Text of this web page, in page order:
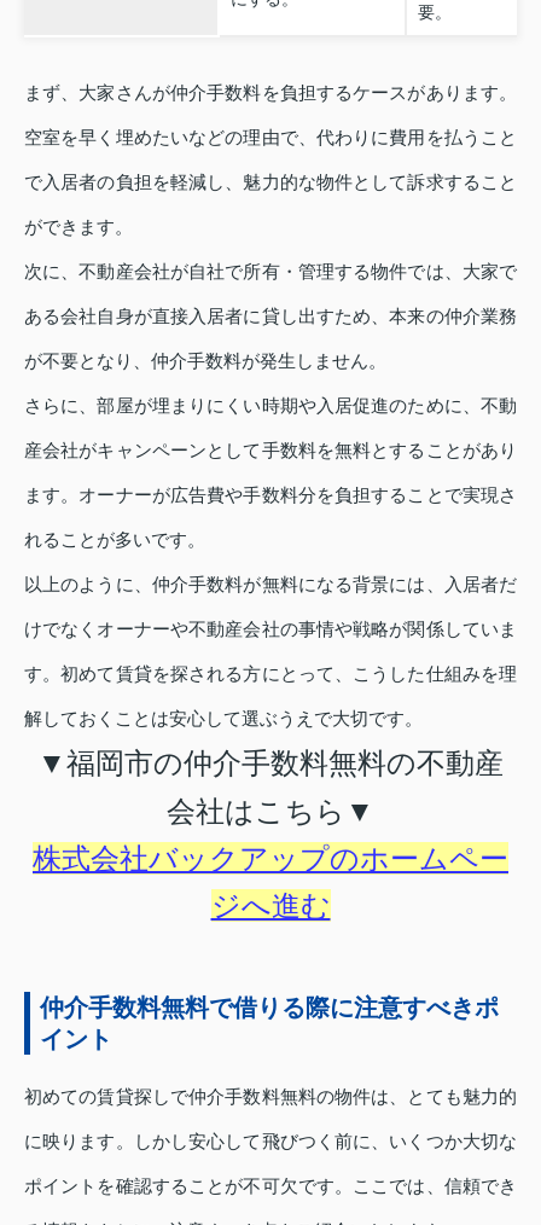
要。
まず、大家さんが仲介手数料を負担するケースがあります。
空室を早く埋めたいなどの理由で、代わりに費用を払うこと
で入居者の負担を軽減し、魅力的な物件として訴求すること
ができます。
次に、不動産会社が自社で所有・管理する物件では、大家で
ある会社自身が直接入居者に貸し出すため、本来の仲介業務
が不要となり、仲介手数料が発生しません。
さらに、部屋が埋まりにくい時期や入居促進のために、不動
産会社がキャンペーンとして手数料を無料とすることがあり
ます。オーナーが広告費や手数料分を負担することで実現さ
れることが多いです。
以上のように、仲介手数料が無料になる背景には、入居者だ
けでなくオーナーや不動産会社の事情や戦略が関係していま
す。初めて賃貸を探される方にとって、こうした仕組みを理
解しておくことは安心して選ぶうえで大切です。
▼福岡市の仲介手数料無料の不動産
会社はこちら▼
株式会社バックアップのホームペー
ジへ進む
仲介手数料無料で借りる際に注意すべきポ
イント
初めての賃貸探しで仲介手数料無料の物件は、とても魅力的
に映ります。しかし安心して飛びつく前に、いくつか大切な
ポイントを確認することが不可欠です。ここでは、信頼でき